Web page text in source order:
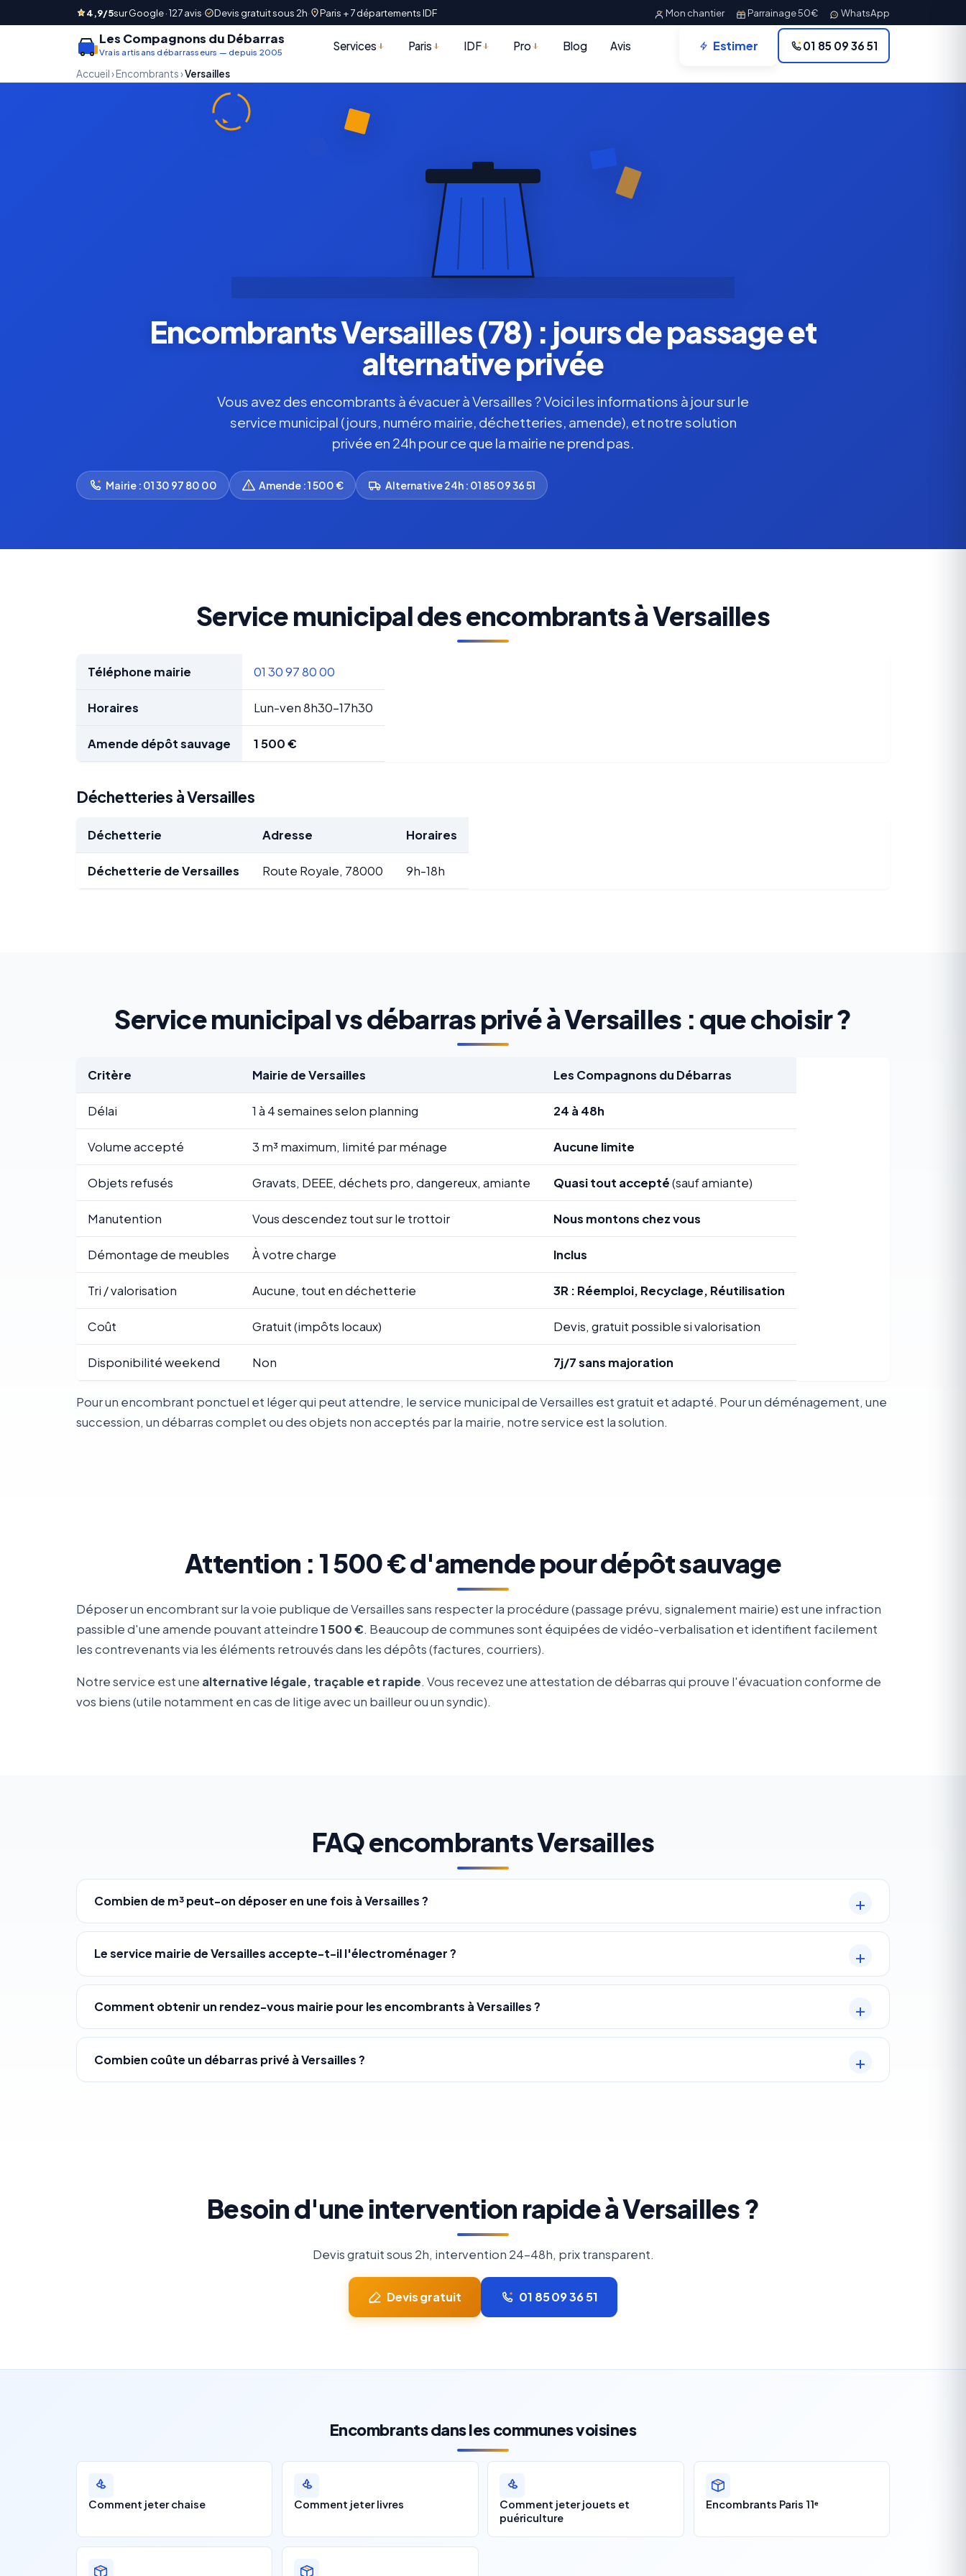
4,9/5sur Google · 127 avis· Devis gratuit sous 2h· Paris + 7 départements IDF Mon chantier Parrainage 50€ WhatsApp
Les Compagnons du Débarras
Vrais artisans débarrasseurs — depuis 2005 Services Paris IDF Pro Blog Avis Estimer 01 85 09 36 51
Accueil›Encombrants›Versailles
Encombrants Versailles (78) : jours de passage et
alternative privée
Vous avez des encombrants à évacuer à Versailles ? Voici les informations à jour sur le
service municipal (jours, numéro mairie, déchetteries, amende), et notre solution
privée en 24h pour ce que la mairie ne prend pas.
Mairie : 01 30 97 80 00 Amende : 1 500 € Alternative 24h : 01 85 09 36 51
Service municipal des encombrants à Versailles
Téléphone mairie 01 30 97 80 00
Horaires Lun-ven 8h30-17h30
Amende dépôt sauvage 1 500 €
Déchetteries à Versailles
Déchetterie Adresse Horaires
Déchetterie de Versailles Route Royale, 78000 9h-18h
Service municipal vs débarras privé à Versailles : que choisir ?
Critère Mairie de Versailles Les Compagnons du Débarras
Délai 1 à 4 semaines selon planning 24 à 48h
Volume accepté 3 m³ maximum, limité par ménage Aucune limite
Objets refusés Gravats, DEEE, déchets pro, dangereux, amiante Quasi tout accepté(sauf amiante)
Manutention Vous descendez tout sur le trottoir Nous montons chez vous
Démontage de meubles À votre charge Inclus
Tri / valorisation Aucune, tout en déchetterie 3R : Réemploi, Recyclage, Réutilisation
Coût Gratuit (impôts locaux) Devis, gratuit possible si valorisation
Disponibilité weekend Non 7j/7 sans majoration
Pour un encombrant ponctuel et léger qui peut attendre, le service municipal de Versailles est gratuit et adapté. Pour un déménagement, une
succession, un débarras complet ou des objets non acceptés par la mairie, notre service est la solution.
Attention : 1 500 € d'amende pour dépôt sauvage
Déposer un encombrant sur la voie publique de Versailles sans respecter la procédure (passage prévu, signalement mairie) est une infraction
passible d'une amende pouvant atteindre1 500 €. Beaucoup de communes sont équipées de vidéo-verbalisation et identifient facilement
les contrevenants via les éléments retrouvés dans les dépôts (factures, courriers).
Notre service est une alternative légale, traçable et rapide. Vous recevez une attestation de débarras qui prouve l'évacuation conforme de
vos biens (utile notamment en cas de litige avec un bailleur ou un syndic).
FAQ encombrants Versailles
Combien de m³ peut-on déposer en une fois à Versailles ?
Le service mairie de Versailles accepte-t-il l'électroménager ?
Comment obtenir un rendez-vous mairie pour les encombrants à Versailles ?
Combien coûte un débarras privé à Versailles ?
Besoin d'une intervention rapide à Versailles ?
Devis gratuit sous 2h, intervention 24-48h, prix transparent.
Devis gratuit 01 85 09 36 51
Encombrants dans les communes voisines
Comment jeter chaise Comment jeter livres
Comment jeter jouets et
puériculture
Encombrants Paris 11ᵉ